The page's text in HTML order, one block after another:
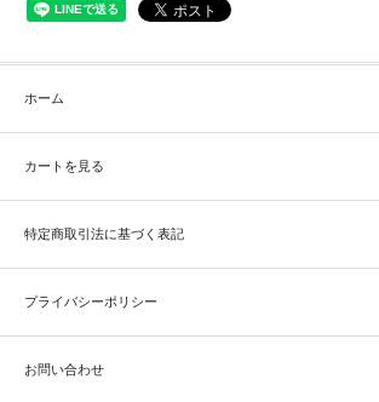
ホーム
カートを見る
特定商取引法に基づく表記
プライバシーポリシー
お問い合わせ